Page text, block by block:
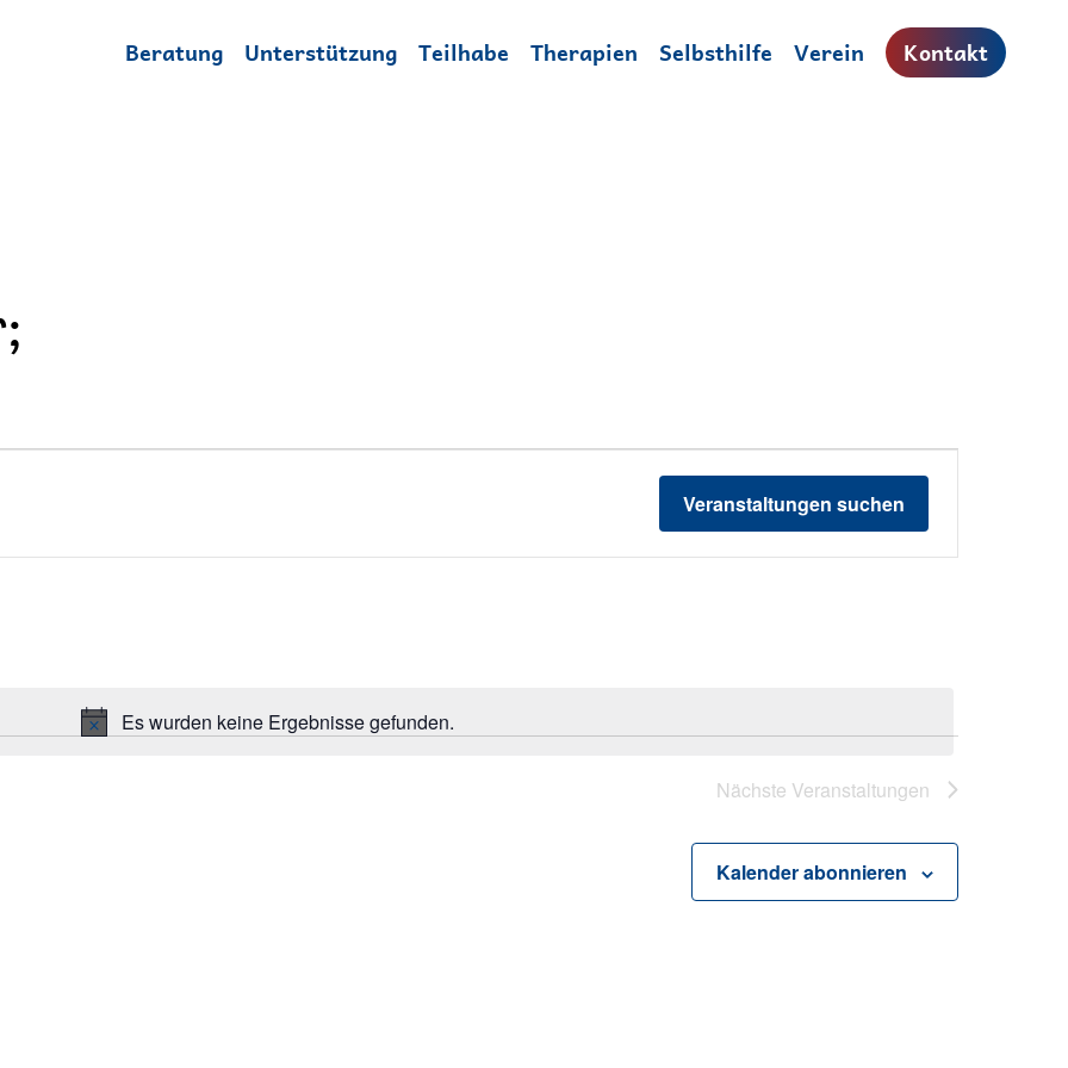
Beratung Unterstützung Teilhabe Therapien Selbsthilfe Verein Kontakt
Hinweis
Es wurden keine Ergebnisse gefunden.
Veranstaltungen suchen
Nächste Veranstaltungen
Kalender abonnieren